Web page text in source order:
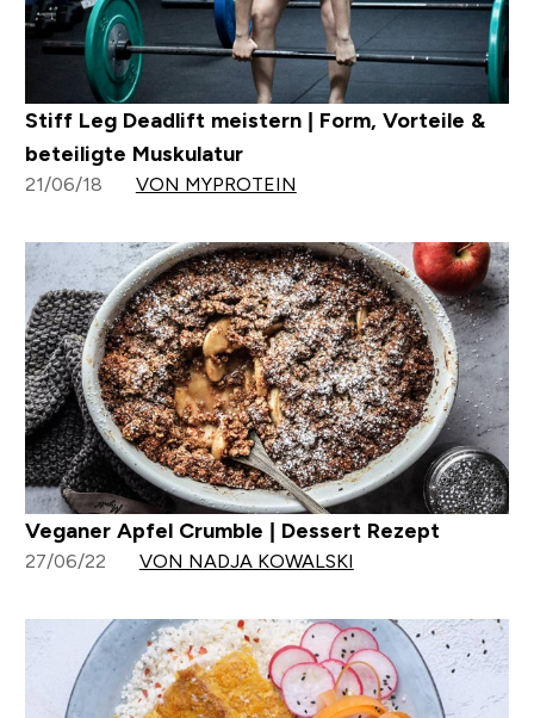
Stiff Leg Deadlift meistern | Form, Vorteile &
beteiligte Muskulatur
21/06/18 VON MYPROTEIN
Veganer Apfel Crumble | Dessert Rezept
27/06/22 VON NADJA KOWALSKI